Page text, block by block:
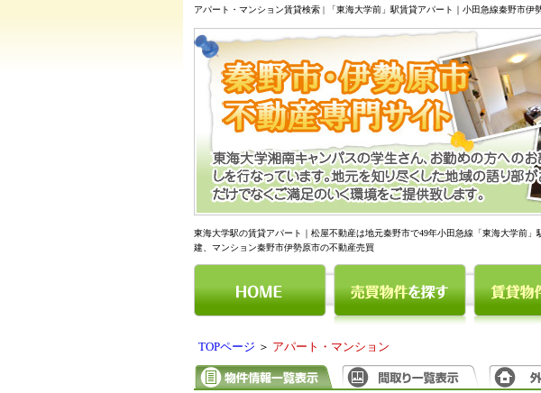
アパート・マンション賃貸検索 | 「東海大学前」駅賃貸アパート｜小田急線秦野市伊
東海大学駅の賃貸アパート｜松屋不動産は地元秦野市で49年小田急線「東海大学前
建、マンション秦野市伊勢原市の不動産売買
TOPページ ＞ アパート・マンション